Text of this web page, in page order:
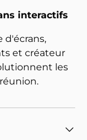
interactifs
d'écrans,
et créateur
les